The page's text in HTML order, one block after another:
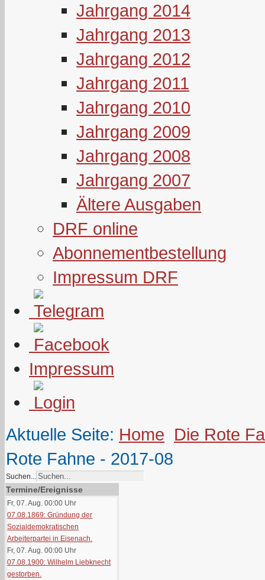
Jahrgang 2014
Jahrgang 2013
Jahrgang 2012
Jahrgang 2011
Jahrgang 2010
Jahrgang 2009
Jahrgang 2008
Jahrgang 2007
Ältere Ausgaben
DRF online
Abonnementbestellung
Impressum DRF
Impressum
Aktuelle Seite: Home Die Rote
Rote Fahne - 2017-08
Suchen...
Termine/Ereignisse
Fr, 07. Aug. 00:00 Uhr
07.08.1869: Gründung der
Sozialdemokratischen
Arbeiterpartei in Eisenach.
Fr, 07. Aug. 00:00 Uhr
07.08.1900: Wilhelm Liebknecht
gestorben.